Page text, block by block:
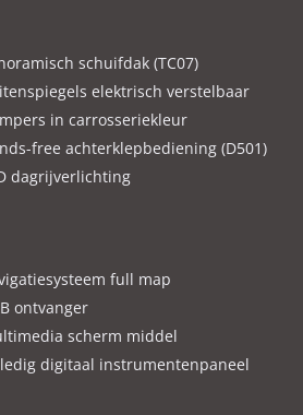
u de beslissing neemt.
schuifdak (TC07)
elektrisch verstelbaar
in carrosseriekleur
free achterklepbediening (D501)
dagrijverlichting
full map
ontvanger
scherm middel
digitaal instrumentenpaneel